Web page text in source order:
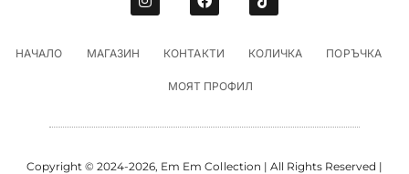
НАЧАЛО МАГАЗИН КОНТАКТИ КОЛИЧКА ПОРЪЧКА
МОЯТ ПРОФИЛ
Copyright © 2024-2026, Em Em Collection | All Rights Reserved |